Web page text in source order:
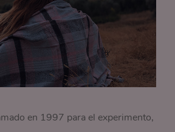
en 1997 para el experimento,